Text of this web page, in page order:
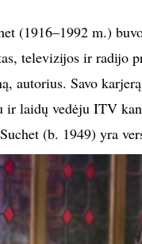
(1916–1992 m.)
televizijos ir radijo
autorius. Savo
ir laidų vedėju ITV
(b. 1949) yra